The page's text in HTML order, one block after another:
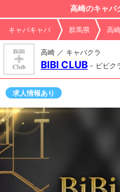
高崎のキャバ
キャバキャバ 群馬県 高
高崎 ／ キャバクラ
BIBI CLUB - ビビク
求人情報あり